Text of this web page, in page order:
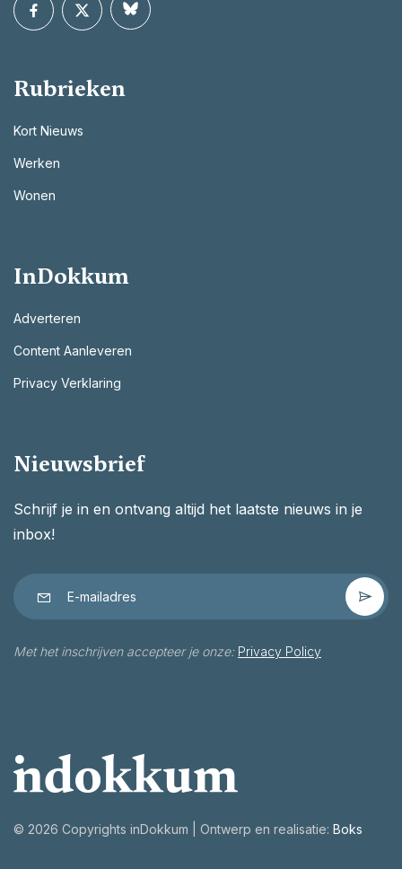
Rubrieken
Kort Nieuws
Werken
Wonen
InDokkum
Adverteren
Content Aanleveren
Privacy Verklaring
Nieuwsbrief
Schrijf je in en ontvang altijd het laatste nieuws in je
inbox!
Met het inschrijven accepteer je onze: Privacy Policy
© 2026 Copyrights inDokkum | Ontwerp en realisatie: Boks